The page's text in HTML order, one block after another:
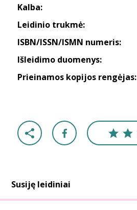
Kalba:
Leidinio trukmė:
ISBN/ISSN/ISMN numeris:
Išleidimo duomenys:
Prieinamos kopijos rengėjas:
Susiję leidiniai